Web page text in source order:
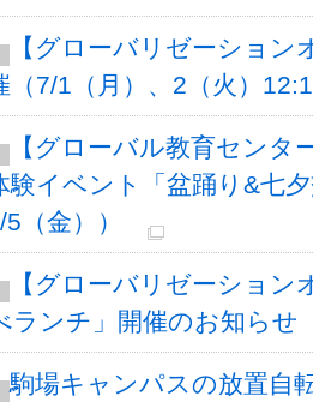
【グローバリゼーショ
（7/1（月）、2（火）
【グローバル教育センタ
験イベント「盆踊り&七
5（金））
【グローバリゼーショ
ランチ」開催のお知らせ
駒場キャンパスの放置自